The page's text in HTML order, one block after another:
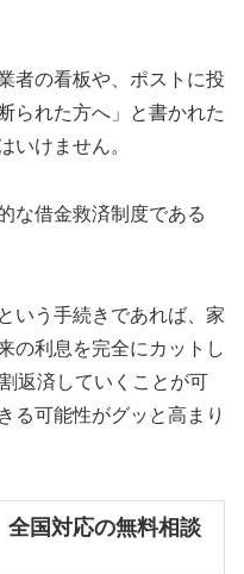
者の看板や、ポストに投
られた方へ」と書かれた
いけません。
な借金救済制度である
いう手続きであれば、家
の利息を完全にカットし
返済していくことが可
る可能性がグッと高まり
国対応の無料相談